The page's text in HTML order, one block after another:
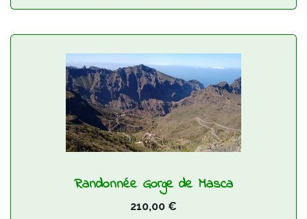
Randonnée Gorge de Masca
210,00 €